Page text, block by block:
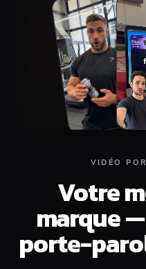
VIDÉO
Votre
marque
porte-